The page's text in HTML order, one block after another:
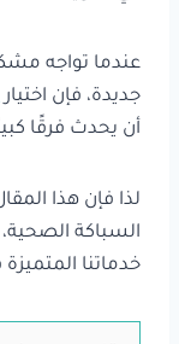
عندما تواجه
جديدة، فإن اختيار
أن يحدث فرقًا
لذا فإن هذا
السباكة
خدماتنا